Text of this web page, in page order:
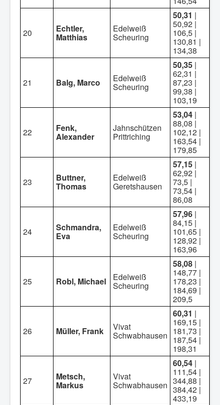
20 Echtler,
Matthias
Edelweiß
Scheuring
50,31 |
50,92 |
106,5 |
130,81 |
134,38
21 Balg, Marco Edelweiß
Scheuring
50,35 |
62,31 |
87,23 |
99,38 |
103,19
22 Fenk,
Alexander
Jahnschützen
Prittriching
53,04 |
88,08 |
102,12 |
163,54 |
179,85
23 Buttner,
Thomas
Edelweiß
Geretshausen
57,15 |
62,92 |
73,5 |
73,54 |
86,08
24 Schmandra,
Eva
Edelweiß
Scheuring
57,96 |
84,15 |
101,65 |
128,92 |
163,96
25 Robl, Michael Edelweiß
Scheuring
58,08 |
148,77 |
178,23 |
184,69 |
209,5
26 Müller, Frank Vivat
Schwabhausen
60,31 |
169,15 |
181,73 |
187,54 |
198,31
27 Metsch,
Markus
Vivat
Schwabhausen
60,54 |
111,54 |
344,88 |
384,42 |
433,19